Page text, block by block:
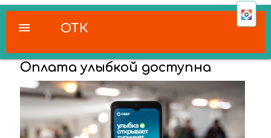
ОТК
menu
Оплата улыбкой доступна